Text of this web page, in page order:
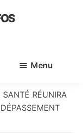
Menu
RÉUNIRA